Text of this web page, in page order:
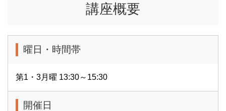
講座概要
曜日・時間帯
第1・3月曜 13:30～15:30
開催日